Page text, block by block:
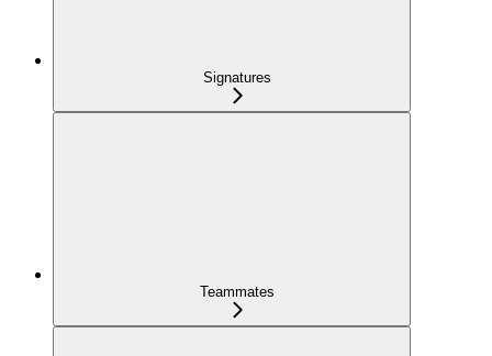
Signatures
Teammates